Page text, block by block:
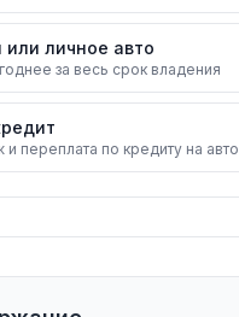
или личное авто
за весь срок владения
и переплата по кредиту на авто